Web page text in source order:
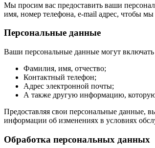
Мы просим вас предоставить ваши
имя, номер телефона, e-mail адрес, чтобы
Персональные данные
Ваши персональные данные могут
Фамилия, имя, отчество;
Контактный телефон;
Адрес электронной почты;
А также другую информацию,
Предоставляя свои персональные данные,
информации об изменениях в условиях
Обработка персональных данных